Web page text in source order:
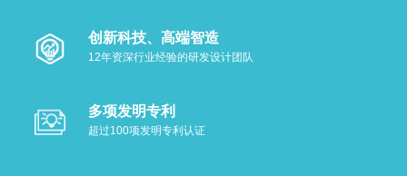
创新科技、高端智造
12年资深行业经验的研发设计团队
多项发明专利
超过100项发明专利认证